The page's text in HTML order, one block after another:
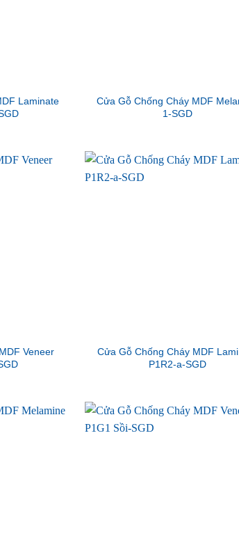
Laminate
Cửa Gỗ Chống Cháy MDF
1-SGD
Veneer
Cửa Gỗ Chống Cháy MDF
P1R2-a-SGD